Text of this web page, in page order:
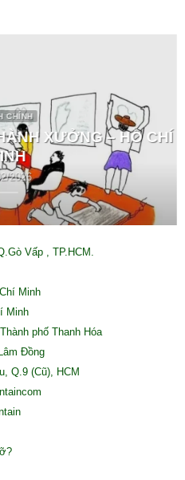
CHÍNH
XƯỞNG – HỒ CHÍ
2026
Vấp , TP.HCM.
Minh
Minh
phố Thanh Hóa
Đồng
Q.9 (Cũ), HCM